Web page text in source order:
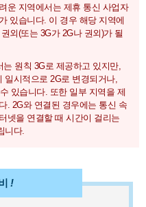
운 지역에서는 제휴 통신 사업자
있습니다. 이 경우 해당 지역에
외(또는 3G가 2G나 권외)가 될
원칙 3G로 제공하고 있지만,
시적으로 2G로 변경되거나,
있습니다. 또한 일부 지역을 제
. 2G와 연결된 경우에는 통신 속
넷을 연결할 때 시간이 걸리는
니다.
!